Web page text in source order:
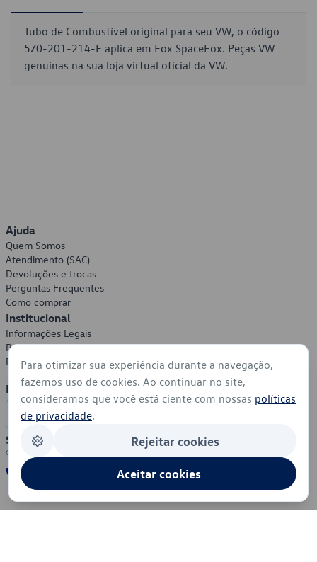
Tubo de Combustível original para seu VW, o código
5Z0-201-214-F aplica em Fox SpaceFox. Peças VW
genuínas na sua loja virtual oficial da VW.
Ajuda
Quem Somos
Atendimento (SAC)
Devoluções e trocas
Perguntas Frequentes
Como comprar
Institucional
Informações Legais
Política de Privacidade
Política de Cookies
Formas de Pagamento
Segurança
Para otimizar sua experiência durante a navegação,
fazemos uso de cookies. Ao continuar no site,
consideramos que você está ciente com nossas políticas
de privacidade.
Rejeitar cookies
Aceitar cookies